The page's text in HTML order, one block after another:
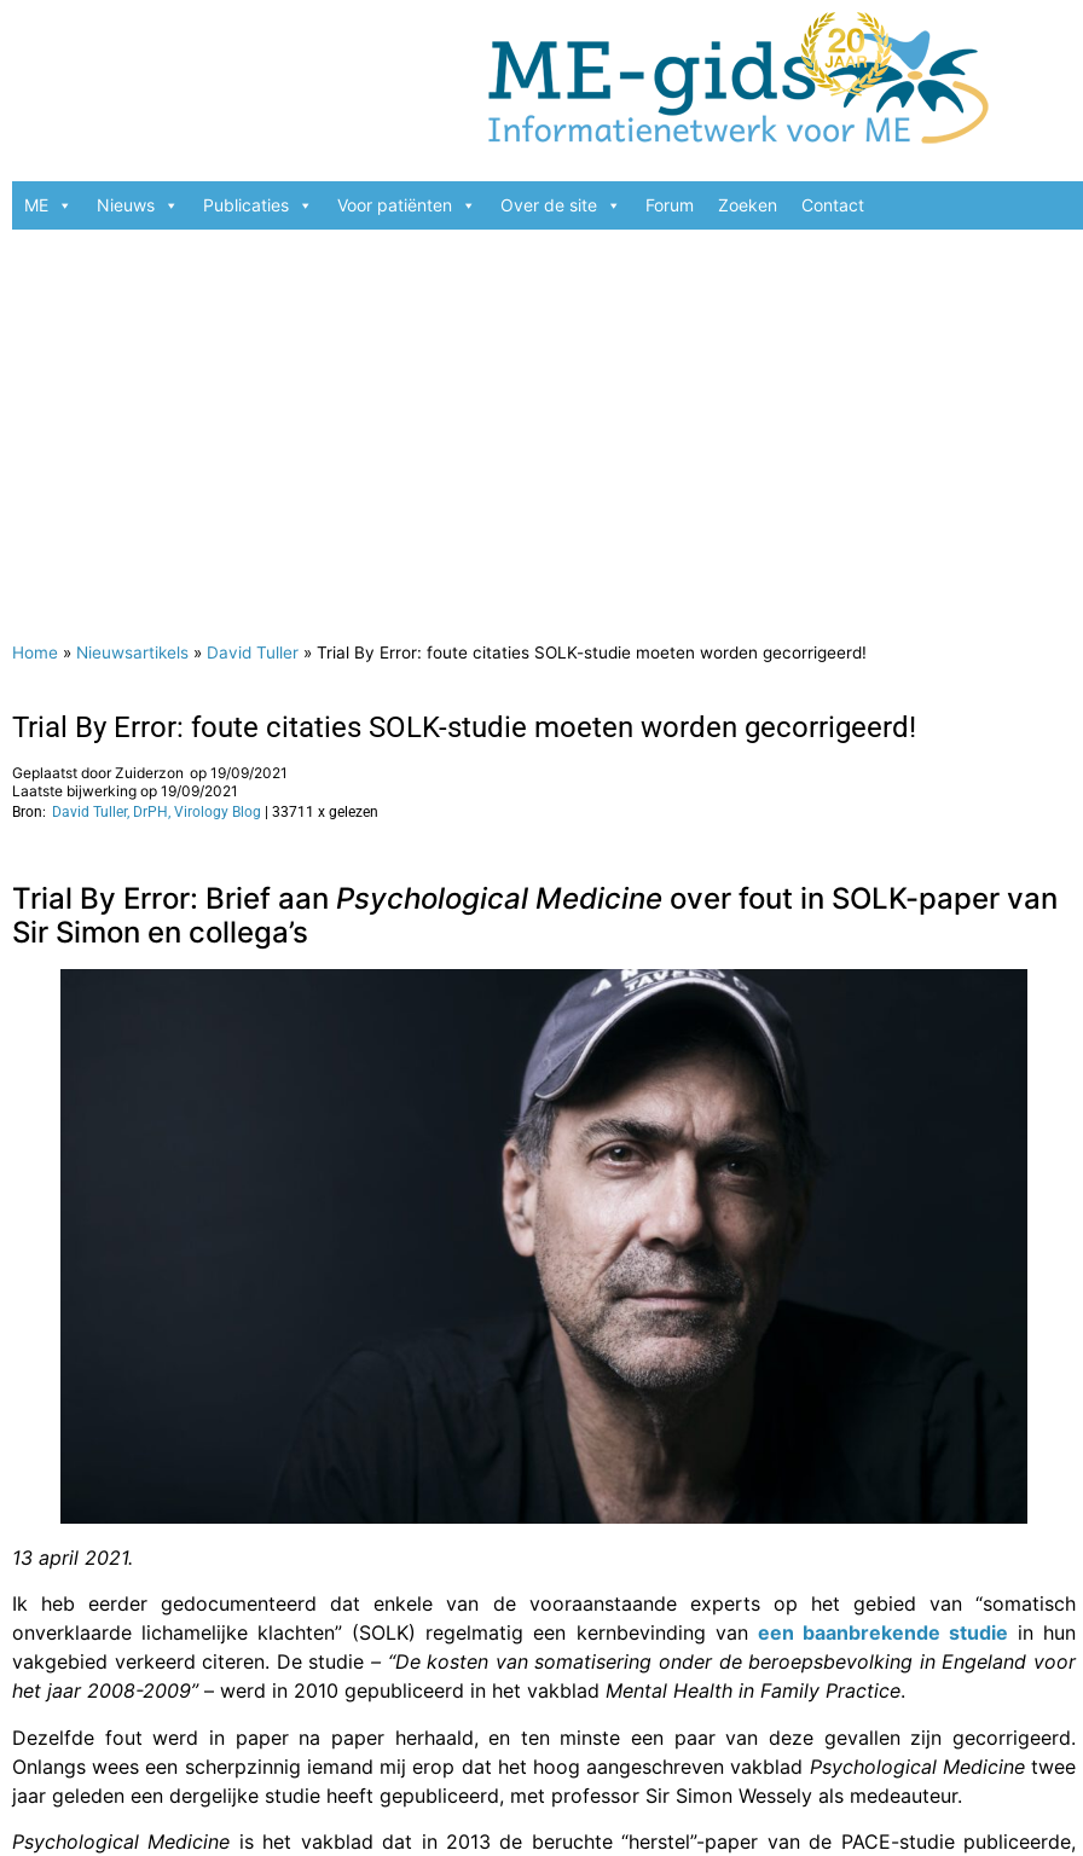
ME Nieuws Publicaties Voor patiënten Over de site Forum Zoeken Contact
Home » Nieuwsartikels » David Tuller » Trial By Error: foute citaties SOLK-studie moeten worden gecorrigeerd!
Trial By Error: foute citaties SOLK-studie moeten worden gecorrigeerd!
Geplaatst doorZuiderzon op 19/09/2021
Laatste bijwerking op 19/09/2021
Bron: David Tuller, DrPH, Virology Blog | 33711 x gelezen
Trial By Error: Brief aan Psychological Medicine over fout in SOLK-paper van
Sir Simon en collega’s
13 april 2021.
Ik heb eerder gedocumenteerd dat enkele van de vooraanstaande experts op het gebied van “somatisch
onverklaarde lichamelijke klachten” (SOLK) regelmatig een kernbevinding van een baanbrekende studie in hun
vakgebied verkeerd citeren. De studie – “De kosten van somatisering onder de beroepsbevolking in Engeland voor
het jaar 2008-2009” – werd in 2010 gepubliceerd in het vakblad Mental Health in Family Practice.
Dezelfde fout werd in paper na paper herhaald, en ten minste een paar van deze gevallen zijn gecorrigeerd.
Onlangs wees een scherpzinnig iemand mij erop dat het hoog aangeschreven vakblad Psychological Medicinetwee
jaar geleden een dergelijke studie heeft gepubliceerd, met professor Sir Simon Wessely als medeauteur.
Psychological Medicine is het vakblad dat in 2013 de beruchte “herstel”-paper van de PACE-studie publiceerde,